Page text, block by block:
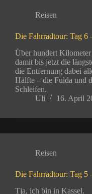
Reisen
Die Fahrradtour: Tag 6
Über hundert
damit bis jetzt die
die Entfernung dabei
Hälfte – die Fulda und
Schleifen.
Uli
16. April
Reisen
Die Fahrradtour: Tag 5
Tja, ich bin in Kassel.